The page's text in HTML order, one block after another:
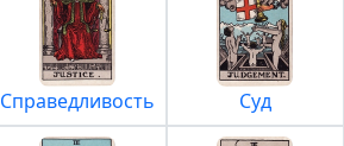
Справедливость Суд